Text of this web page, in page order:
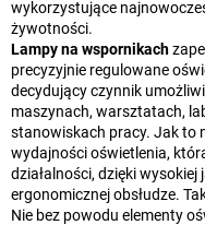
wykorzystujące
żywotności.
Lampy na wspornikach
precyzyjnie regulowane
decydujący czynnik
maszynach, warsztatach,
stanowiskach pracy. Jak to
wydajności oświetlenia,
działalności, dzięki wysokiej
ergonomicznej obsłudze.
Nie bez powodu elementy